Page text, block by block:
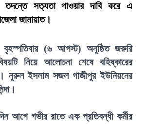
সত্যতা পাওয়ার দাবি করে এ
জামায়াত।
বৃহস্পতিবার (৬ আগস্ট) অনুষ্ঠিত জরুরি
নিয়ে আলোচনা শেষে বহিষ্কারের
নুরুল ইসলাম সজল গাজীপুর ইউনিয়নের
আগে গভীর রাতে এক প্রতিবন্ধী কর্মীর